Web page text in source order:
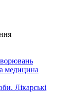
медицина
Лікарські